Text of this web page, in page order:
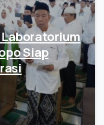
Laboratorium
Siap